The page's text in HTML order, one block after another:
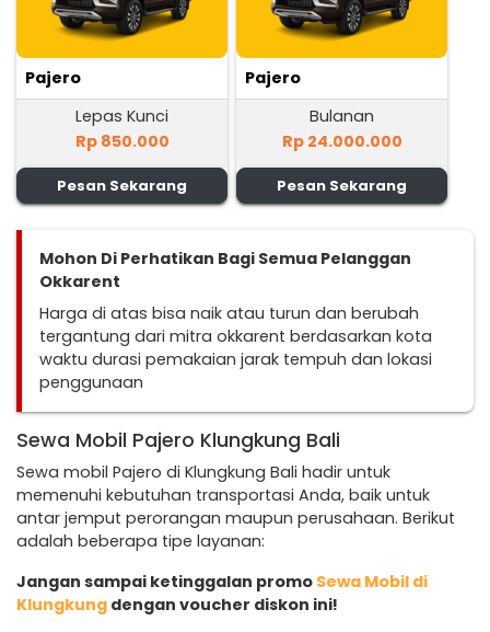
Pajero
Lepas Kunci
Rp 850.000
Pesan Sekarang
Pajero
Bulanan
Rp 24.000.000
Pesan Sekarang
Mohon Di Perhatikan Bagi Semua Pelanggan
Okkarent
Harga di atas bisa naik atau turun dan berubah
tergantung dari mitra okkarent berdasarkan kota
waktu durasi pemakaian jarak tempuh dan lokasi
penggunaan
Sewa Mobil Pajero Klungkung Bali
Sewa mobil Pajero di Klungkung Bali hadir untuk
memenuhi kebutuhan transportasi Anda, baik untuk
antar jemput perorangan maupun perusahaan. Berikut
adalah beberapa tipe layanan:
Jangan sampai ketinggalan promo Sewa Mobil di
Klungkung dengan voucher diskon ini!